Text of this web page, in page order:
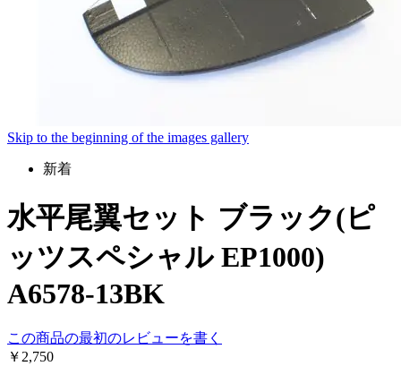
Skip to the beginning of the images gallery
新着
水平尾翼セット ブラック(ピ
ッツスペシャル EP1000)
A6578-13BK
この商品の最初のレビューを書く
￥2,750